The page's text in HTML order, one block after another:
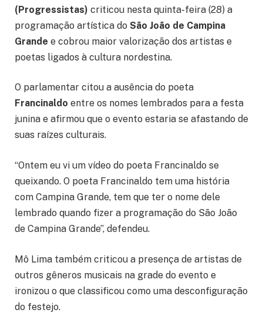
(Progressistas) criticou nesta quinta-feira (28) a
programação artística do São João de Campina
Grande e cobrou maior valorização dos artistas e
poetas ligados à cultura nordestina.
O parlamentar citou a ausência do poeta
Francinaldo entre os nomes lembrados para a festa
junina e afirmou que o evento estaria se afastando de
suas raízes culturais.
“Ontem eu vi um vídeo do poeta Francinaldo se
queixando. O poeta Francinaldo tem uma história
com Campina Grande, tem que ter o nome dele
lembrado quando fizer a programação do São João
de Campina Grande”, defendeu.
Mô Lima também criticou a presença de artistas de
outros gêneros musicais na grade do evento e
ironizou o que classificou como uma desconfiguração
do festejo.